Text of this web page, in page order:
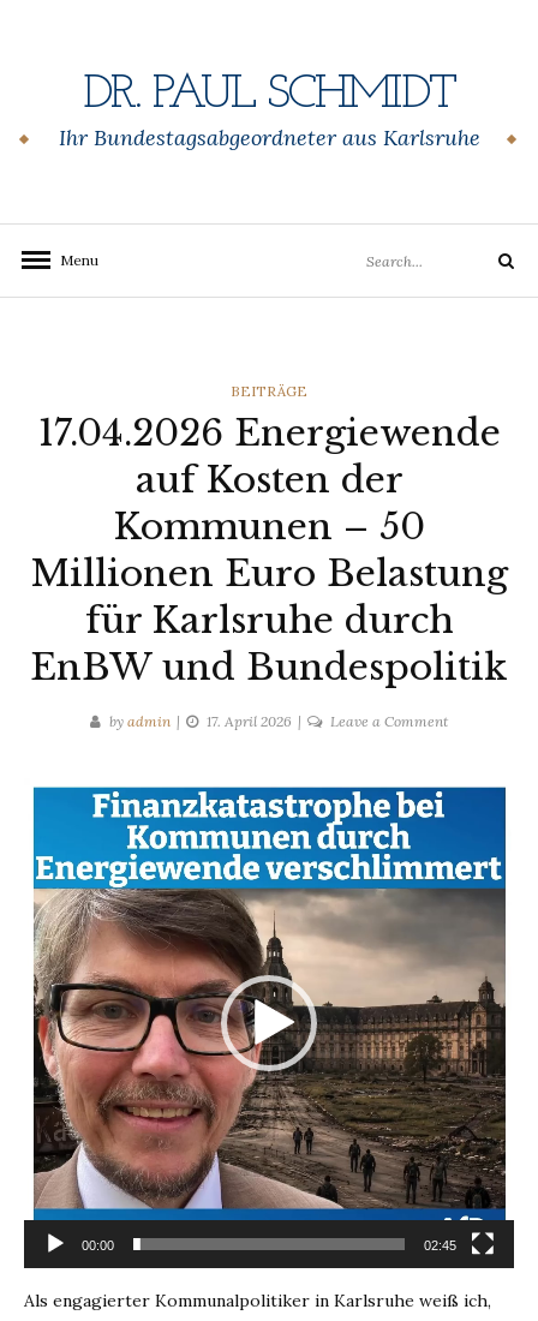
DR. PAUL SCHMIDT
Ihr Bundestagsabgeordneter aus Karlsruhe
Menu
for:
Search
CATEGORIES
BEITRÄGE
17.04.2026 Energiewende
auf Kosten der
Kommunen – 50
Millionen Euro Belastung
für Karlsruhe durch
EnBW und Bundespolitik
by admin 17. April 2026 Leave a Commenton
Kommunen
Millionen
Belastung
für
Karlsruhe
durch
EnBW
und
Bundespolitik
Video-
00:00 02:45
Als engagierter Kommunalpolitiker in Karlsruhe weiß ich,